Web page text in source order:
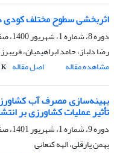
اثربخشی سطوح مختلف کودی
دوره 8، شماره 1، شهریور 1400، صفحه
رضا دلباز، حامد ابراهیمیان،
مشاهده مقاله
اصل مقاله K
بهینه‌سازی مصرف آب
تأثیر عملیات کشاورزی بر
دوره 9، شماره 1، شهریور 1401، صفحه
بهمن یارقلی، الهه کنعانی